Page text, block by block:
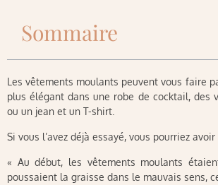
Sommaire
Les vêtements moulants peuvent vous faire
plus élégant dans une robe de cocktail, des
ou un jean et un T-shirt.
Si vous l’avez déjà essayé, vous pourriez avoir
« Au début, les vêtements moulants
poussaient la graisse dans le mauvais sens,